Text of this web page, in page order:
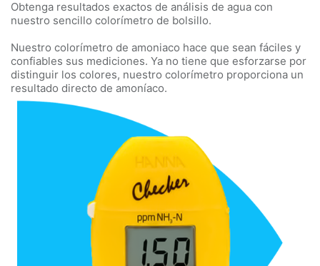
Obtenga resultados exactos de análisis de agua con
nuestro sencillo colorímetro de bolsillo.
Nuestro colorímetro de amoniaco hace que sean fáciles y
confiables sus mediciones. Ya no tiene que esforzarse por
distinguir los colores, nuestro colorímetro proporciona un
resultado directo de amoníaco.